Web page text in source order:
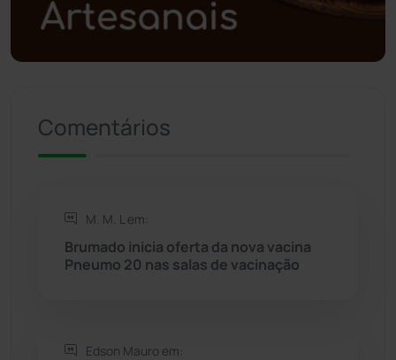
Rio de Contas
Rio do Pires
Comentários
M. M. L em:
Brumado inicia oferta da nova vacina
Pneumo 20 nas salas de vacinação
Edson Mauro em: